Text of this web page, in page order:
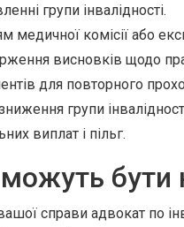
групи інвалідності.
медичної комісії або
висновків щодо
для повторного
групи
виплат і пільг.
бути
справи адвокат по